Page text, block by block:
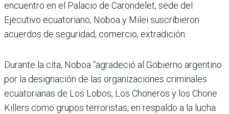
encuentro en el Palacio de Carondelet, sede del
Ejecutivo ecuatoriano, Noboa y Milei suscribieron
acuerdos de seguridad, comercio, extradición.
Durante la cita, Noboa “agradeció al Gobierno argentino
por la designación de las organizaciones criminales
ecuatorianas de Los Lobos, Los Choneros y los Chone
Killers como grupos terroristas, en respaldo a la lucha